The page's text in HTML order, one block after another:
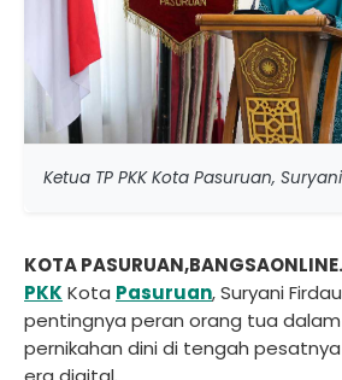
Ketua TP PKK Kota Pasuruan,
KOTA
PKK Kota Pasuruan, Suryani
pentingnya peran orang tua
pernikahan dini di tengah